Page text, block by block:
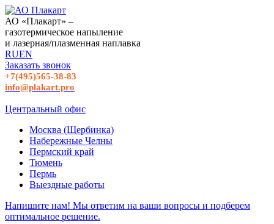
АО «Плакарт» –
газотермическое напыление
и лазерная/плазменная наплавка
RUEN
Заказать звонок
+7(495)565-38-83
info@plakart.pro
Центральный офис
Москва (Щербинка)
Набережные Челны
Пермский край
Тюмень
Пермь
Выездные работы
Напишите нам! Мы ответим на ваши вопросы и подберем
оптимальное решение.